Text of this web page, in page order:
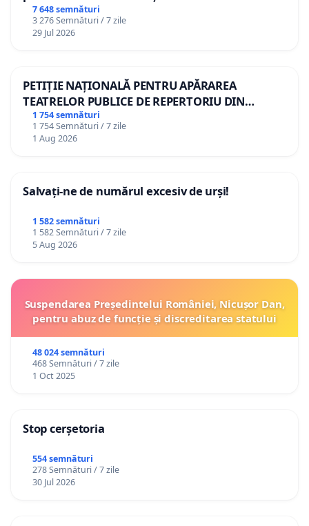
7 648 semnături
3 276 Semnături / 7 zile
29 Jul 2026
PETIȚIE NAȚIONALĂ PENTRU APĂRAREA
TEATRELOR PUBLICE DE REPERTORIU DIN
ROMÂNIA
1 754 semnături
1 754 Semnături / 7 zile
1 Aug 2026
Salvați-ne de numărul excesiv de urși!
1 582 semnături
1 582 Semnături / 7 zile
5 Aug 2026
Suspendarea Președintelui României, Nicușor Dan,
pentru abuz de funcție și discreditarea statului
48 024 semnături
468 Semnături / 7 zile
1 Oct 2025
Stop cerșetoria
554 semnături
278 Semnături / 7 zile
30 Jul 2026